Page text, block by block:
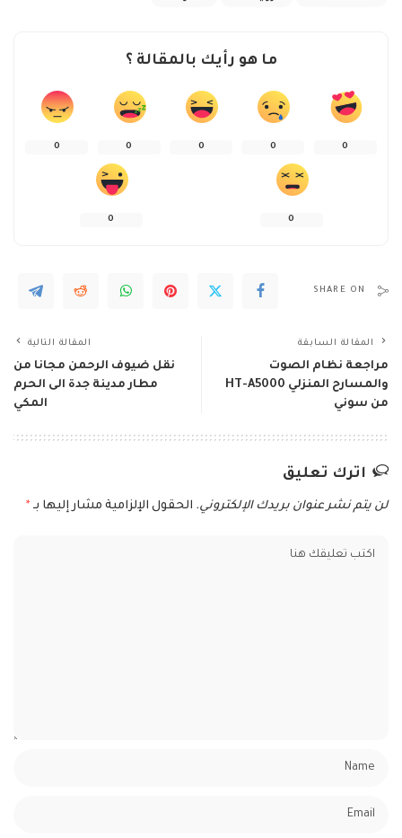
ما هو رأيك بالمقالة ؟
0
0
0
0
0
0
0
SHARE ON
المقالة السابقة
مراجعة نظام الصوت
والمسارح المنزلي HT-A5000
من سوني
المقالة التالية
نقل ضيوف الرحمن مجانا من
مطار مدينة جدة الى الحرم
المكي
اترك تعليق
لن يتم نشر عنوان بريدك الإلكتروني. الحقول الإلزامية مشار إليها بـ *